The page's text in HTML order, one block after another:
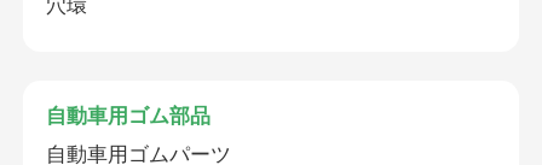
穴環
自動車用ゴム部品
自動車用ゴムパーツ